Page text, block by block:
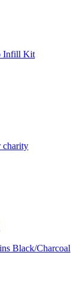
Infill Kit
charity
Black/Charcoal